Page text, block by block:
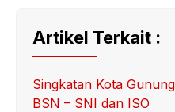
Artikel Terkait :
Singkatan Kota
BSN – SNI dan ISO